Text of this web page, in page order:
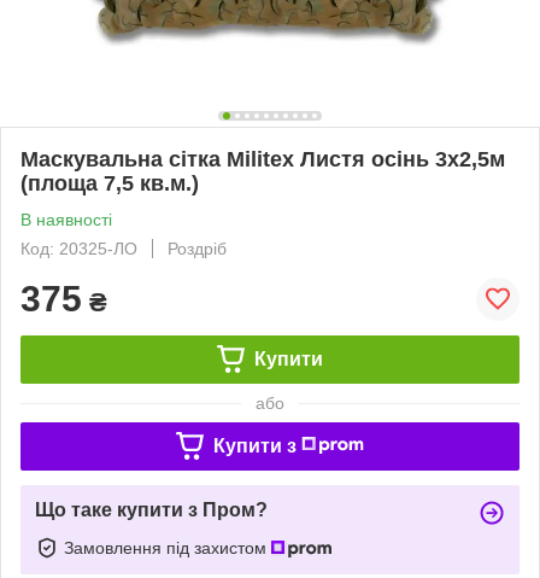
Маскувальна сітка Militex Листя осінь 3х2,5м
(площа 7,5 кв.м.)
В наявності
Код: 20325-ЛО
Роздріб
375 ₴
Купити
або
Купити з
Що таке купити з Пром?
Замовлення під захистом